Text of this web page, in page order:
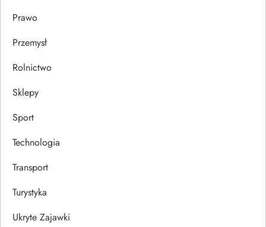
Prawo
Przemysł
Rolnictwo
Sklepy
Sport
Technologia
Transport
Turystyka
Ukryte Zajawki